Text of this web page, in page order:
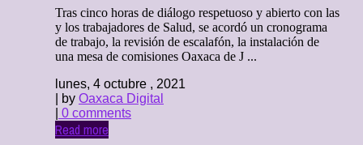
Tras cinco horas de diálogo respetuoso y abierto con las
y los trabajadores de Salud, se acordó un cronograma
de trabajo, la revisión de escalafón, la instalación de
una mesa de comisiones Oaxaca de J ...
lunes, 4 octubre , 2021
| by Oaxaca Digital
0 comments
Read more